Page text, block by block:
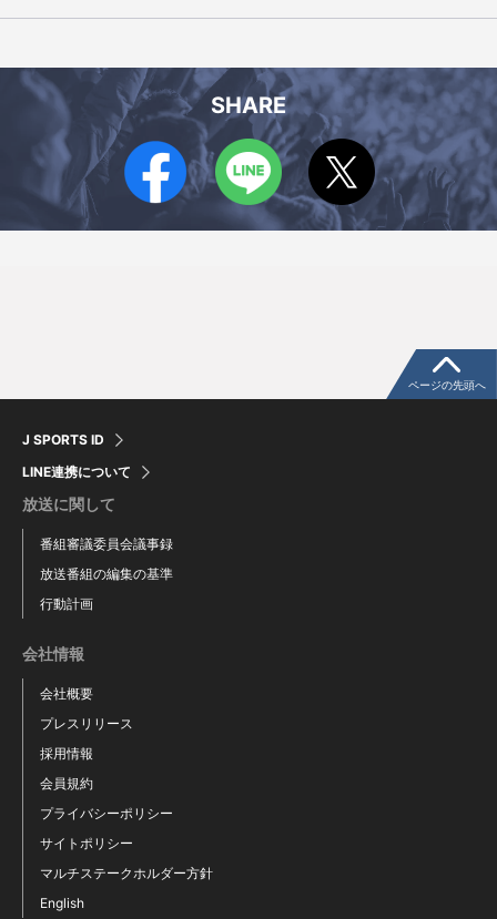
ムスタファ ンバアイ
直井 隼也
SHARE
J SPORTS ID
LINE連携について
放送に関して
番組審議委員会議事録
放送番組の編集の基準
行動計画
会社情報
会社概要
プレスリリース
採用情報
会員規約
プライバシーポリシー
サイトポリシー
マルチステークホルダー方針
English
ページの先頭へ